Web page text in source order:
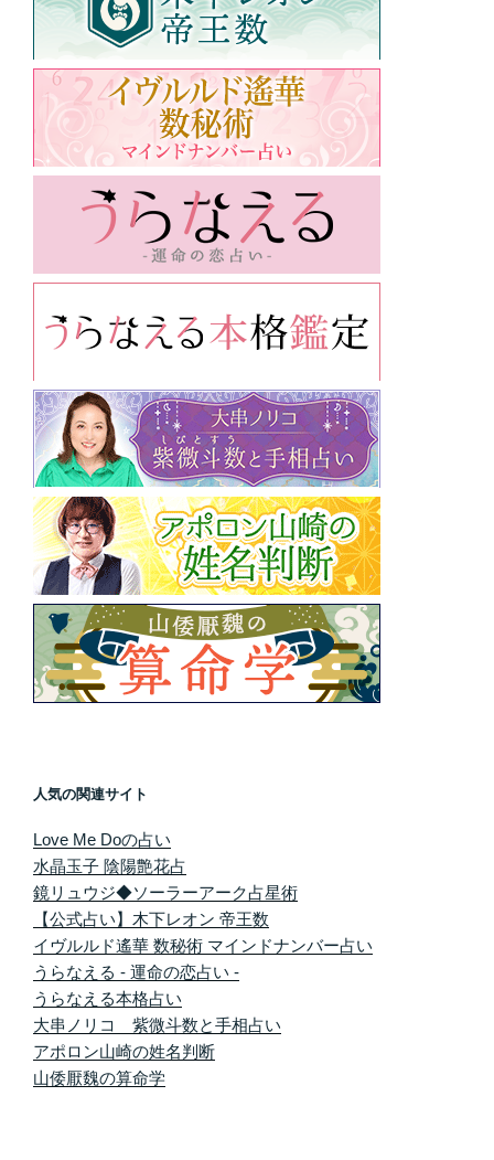
人気の関連サイト
Love Me Doの占い
水晶玉子 陰陽艶花占
鏡リュウジ◆ソーラーアーク占星術
【公式占い】木下レオン 帝王数
イヴルルド遙華 数秘術 マインドナンバー占い
うらなえる - 運命の恋占い -
うらなえる本格占い
大串ノリコ 紫微斗数と手相占い
アポロン山崎の姓名判断
山倭厭魏の算命学